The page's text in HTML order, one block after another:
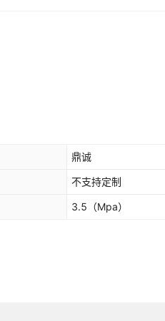
鼎诚
不支持定制
3.5 （Mpa）